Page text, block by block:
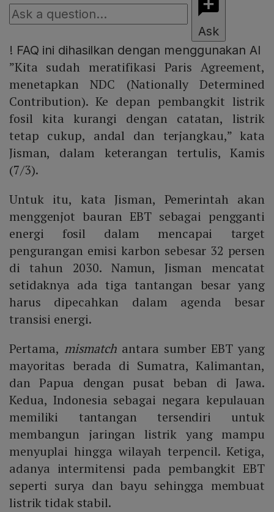
Ask
! FAQ ini dihasilkan dengan menggunakan AI
”Kita sudah meratifikasi Paris Agreement,
menetapkan NDC (Nationally Determined
Contribution). Ke depan pembangkit listrik
fosil kita kurangi dengan catatan, listrik
tetap cukup, andal dan terjangkau,” kata
Jisman, dalam keterangan tertulis, Kamis
(7/3).
Untuk itu, kata Jisman, Pemerintah akan
menggenjot bauran EBT sebagai pengganti
energi fosil dalam mencapai target
pengurangan emisi karbon sebesar 32 persen
di tahun 2030. Namun, Jisman mencatat
setidaknya ada tiga tantangan besar yang
harus dipecahkan dalam agenda besar
transisi energi.
Pertama, mismatchantara sumber EBT yang
mayoritas berada di Sumatra, Kalimantan,
dan Papua dengan pusat beban di Jawa.
Kedua, Indonesia sebagai negara kepulauan
memiliki tantangan tersendiri untuk
membangun jaringan listrik yang mampu
menyuplai hingga wilayah terpencil. Ketiga,
adanya intermitensi pada pembangkit EBT
seperti surya dan bayu sehingga membuat
listrik tidak stabil.